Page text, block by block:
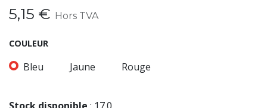
5,15 € Hors TVA
COULEUR
Bleu Jaune Rouge